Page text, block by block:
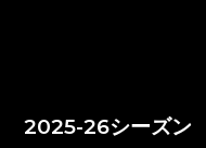
2025-26シーズン